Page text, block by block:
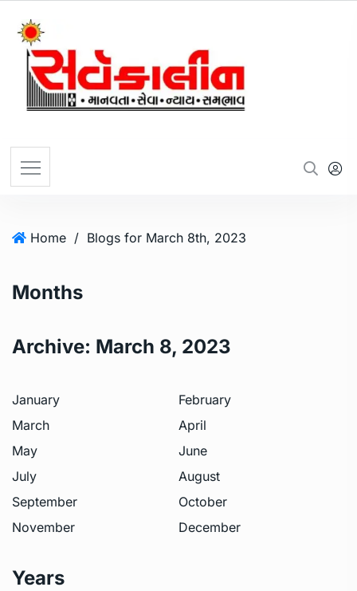
Home / Blogs for March 8th, 2023
Months
Archive: March 8, 2023
January
February
March
April
May
June
July
August
September
October
November
December
Years